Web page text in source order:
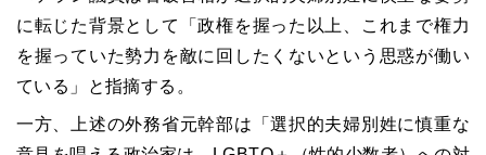
に転じた背景として「政権を握った以上、これまで権力
を握っていた勢力を敵に回したくないという思惑が働い
ている」と指摘する。
一方、上述の外務省元幹部は「選択的夫婦別姓に慎重な